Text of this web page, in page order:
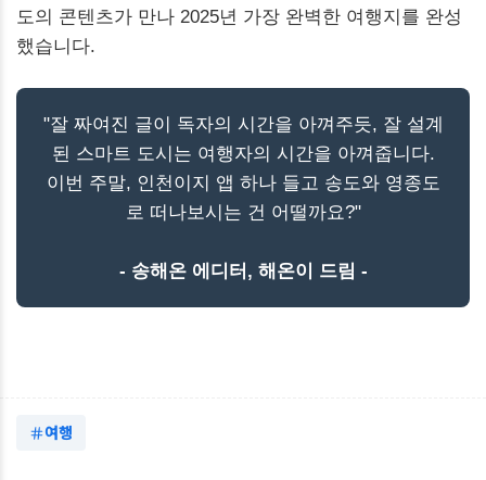
도의 콘텐츠가 만나 2025년 가장 완벽한 여행지를 완성
했습니다.
"잘 짜여진 글이 독자의 시간을 아껴주듯, 잘 설계
된 스마트 도시는 여행자의 시간을 아껴줍니다.
이번 주말, 인천이지 앱 하나 들고 송도와 영종도
로 떠나보시는 건 어떨까요?"
- 송해온 에디터, 해온이 드림 -
여행